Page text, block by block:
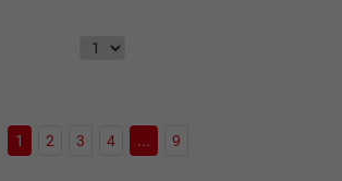
1 2 3 4 ... 9